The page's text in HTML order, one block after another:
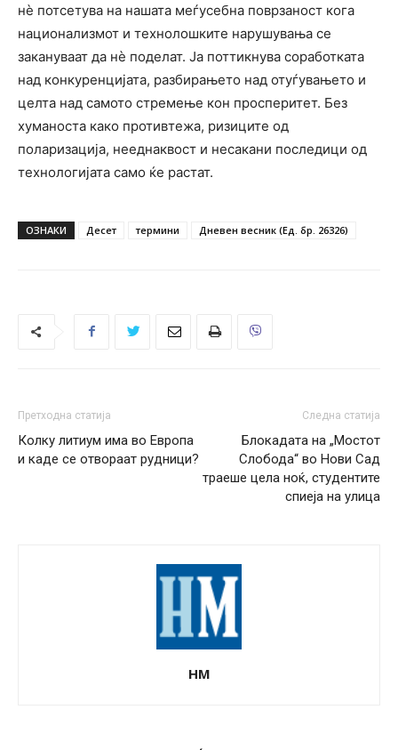
нè потсетува на нашата меѓусебна поврзаност кога
национализмот и технолошките нарушувања се
закануваат да нѐ поделат. Ја поттикнува соработката
над конкуренцијата, разбирањето над отуѓувањето и
целта над самото стремење кон просперитет. Без
хуманоста како противтежа, ризиците од
поларизација, нееднаквост и несакани последици од
технологијата само ќе растат.
ОЗНАКИ Десет термини Дневен весник (Ед. бр. 26326)
Претходна статија
Колку литиум има во Европа
и каде се отвораат рудници?
Следна статија
Блокадата на „Мостот
Слобода“ во Нови Сад
траеше цела ноќ, студентите
спиеја на улица
НМ